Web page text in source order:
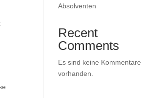
Absolventen
Recent
Comments
Es sind keine Kommentare
vorhanden.